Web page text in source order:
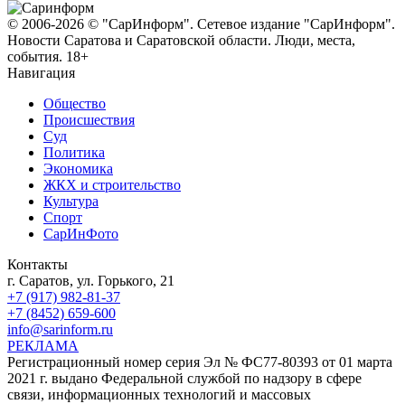
© 2006-2026 © "СарИнформ". Сетевое издание "СарИнформ".
Новости Саратова и Саратовской области. Люди, места,
события. 18+
Навигация
Общество
Происшествия
Суд
Политика
Экономика
ЖКХ и строительство
Культура
Спорт
СарИнФото
Контакты
г. Саратов, ул. Горького, 21
+7 (917) 982-81-37
+7 (8452) 659-600
info@sarinform.ru
РЕКЛАМА
Регистрационный номер серия Эл № ФС77-80393 от 01 марта
2021 г. выдано Федеральной службой по надзору в сфере
связи, информационных технологий и массовых